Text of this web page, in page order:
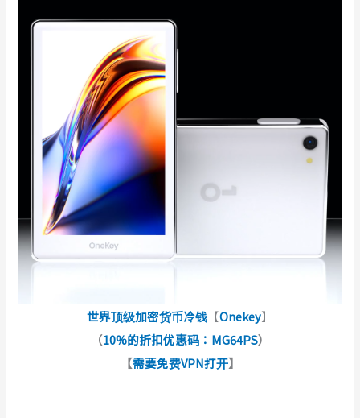
世界顶级加密货币冷钱 【Onekey】
（10%的折扣优惠码：MG64PS）
【需要免费VPN打开】